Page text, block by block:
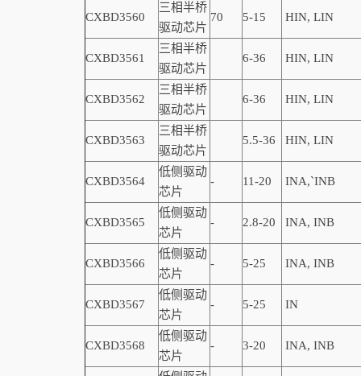
CXBD3560
三相半桥
驱动芯片
70 5-15 HIN, LIN
CXBD3561
三相半桥
驱动芯片
6-36 HIN, LIN
CXBD3562
三相半桥
驱动芯片
6-36 HIN, LIN
CXBD3563
三相半桥
驱动芯片
5.5-36 HIN, LIN
CXBD3564
低侧驱动
芯片
- 11-20 INA,`INB
CXBD3565
低侧驱动
芯片
- 2.8-20 INA, INB
CXBD3566
低侧驱动
芯片
- 5-25 INA, INB
CXBD3567
低侧驱动
芯片
- 5-25 IN
CXBD3568
低侧驱动
芯片
- 3-20 INA, INB